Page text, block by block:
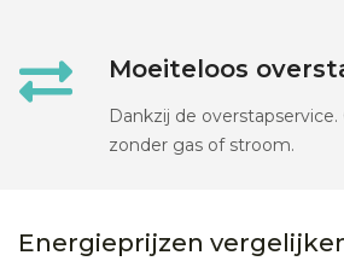
Moeiteloos
Dankzij de
zonder gas of stroom.
Energieprijzen